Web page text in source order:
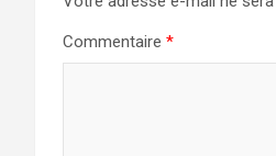
Commentaire *